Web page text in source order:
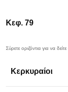
Κεφ. 79
Κερκυραίοι